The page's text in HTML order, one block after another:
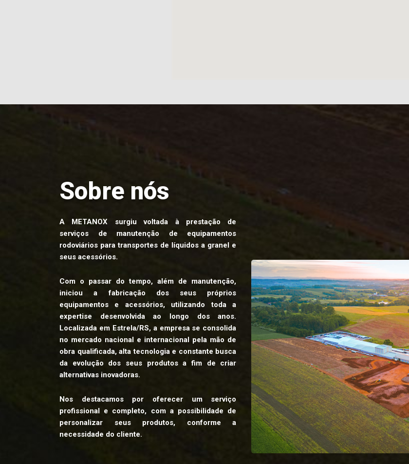
Sobre nós
A METANOX surgiu voltada à prestação de
serviços de manutenção de equipamentos
rodoviários para transportes de líquidos a granel e
seus acessórios.
Com o passar do tempo, além de manutenção,
iniciou a fabricação dos seus próprios
equipamentos e acessórios, utilizando toda a
expertise desenvolvida ao longo dos anos.
Localizada em Estrela/RS, a empresa se consolida
no mercado nacional e internacional pela mão de
obra qualificada, alta tecnologia e constante busca
da evolução dos seus produtos a fim de criar
alternativas inovadoras.
Nos destacamos por oferecer um serviço
profissional e completo, com a possibilidade de
personalizar seus produtos, conforme a
necessidade do cliente.